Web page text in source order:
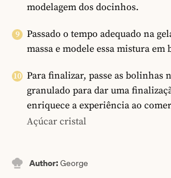
modelagem dos docinhos.
Passado o tempo adequado na
massa e modele essa mistura em
Para finalizar, passe as bolinhas
granulado para dar uma
enriquece a experiência ao
Açúcar cristal
Author:George